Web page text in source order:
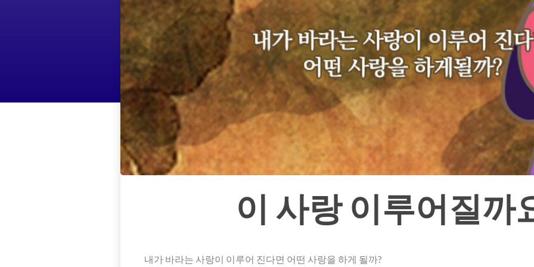
이 사랑 이루어질까
내가 바라는 사랑이 이루어 진다면 어떤 사랑을 하게 될까?